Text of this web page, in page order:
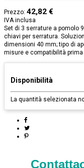
Prezzo: 42,82 €
IVA inclusa
Set di 3 serrature a pomolo
chiavi per serratura.
dimensioni 40 mm; tipo di
misure e compatibilità prima
Disponibilità
La quantità selezionata